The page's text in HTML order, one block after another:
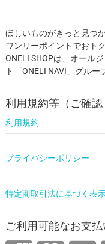
ほしいものがきっと見つか
ワンリーポイントでおト
ONELI SHOPは、オール
ト「ONELI NAVI」グルー
利用規約等（ご確認
利用規約
プライバシーポリシー
特定商取引法に基づく表
ご利用可能なお支